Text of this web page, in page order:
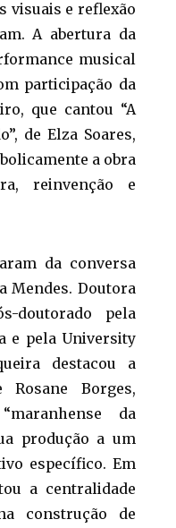
visuais e reflexão
A abertura da
musical
participação da
que cantou “A
de Elza Soares,
a obra
reinvenção e
da conversa
Mendes. Doutora
doutorado pela
e pela University
destacou a
Borges,
da
produção a um
específico. Em
a centralidade
construção de